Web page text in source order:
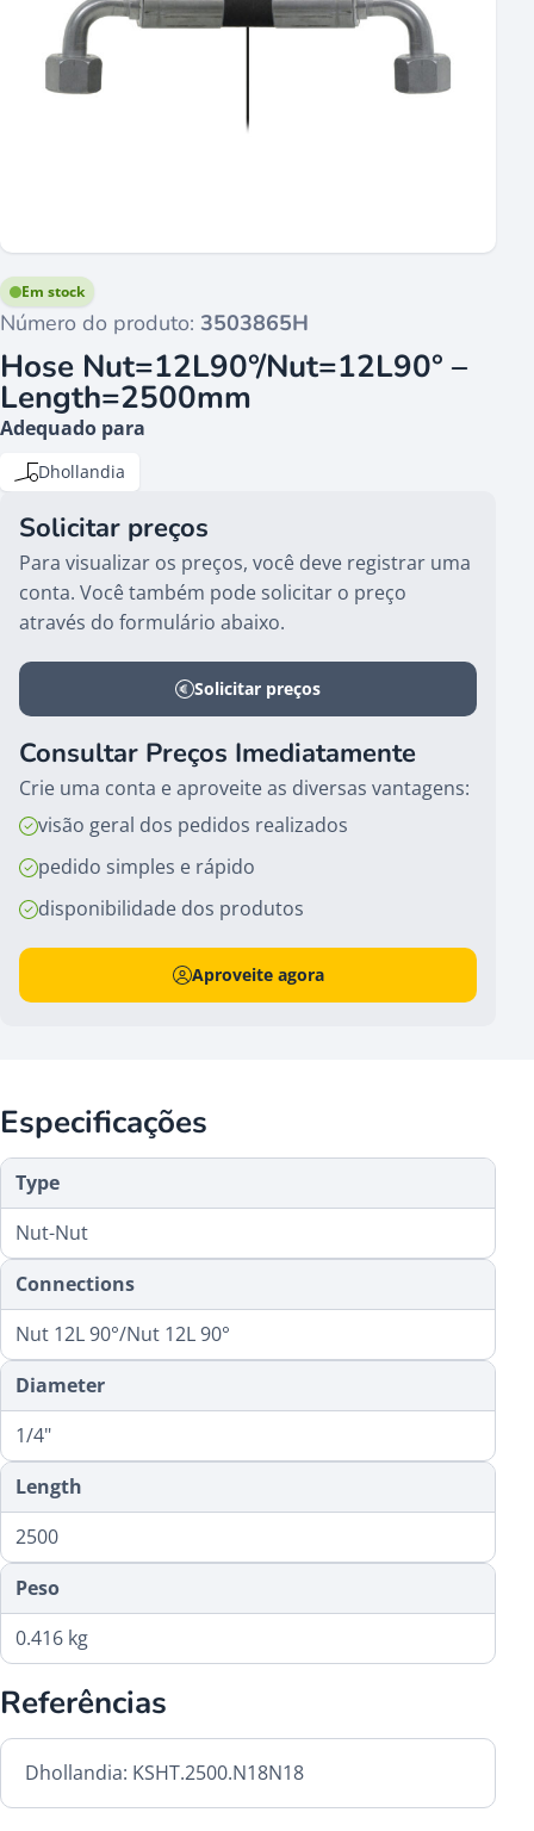
Número do produto: 3503865H
Em stock
Hose Nut=12L90°/Nut=12L90° –
Length=2500mm
Adequado para
Dhollandia
Solicitar preços
Para visualizar os preços, você deve registrar uma
conta. Você também pode solicitar o preço
através do formulário abaixo.
Solicitar preços
Consultar Preços Imediatamente
Crie uma conta e aproveite as diversas vantagens:
visão geral dos pedidos realizados
pedido simples e rápido
disponibilidade dos produtos
Aproveite agora
Especificações
Type
Nut-Nut
Connections
Nut 12L 90°/Nut 12L 90°
Diameter
1/4"
Length
2500
Peso
0.416 kg
Referências
Dhollandia: KSHT.2500.N18N18